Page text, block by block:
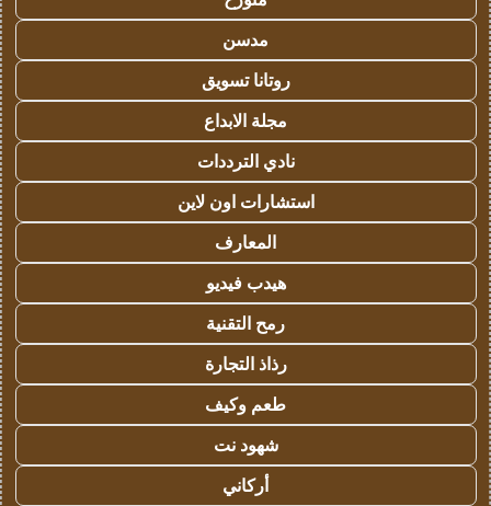
مدسن
روتانا تسويق
مجلة الابداع
نادي الترددات
استشارات اون لاين
المعارف
هيدب فيديو
رمح التقنية
رذاذ التجارة
طعم وكيف
شهود نت
أركاني